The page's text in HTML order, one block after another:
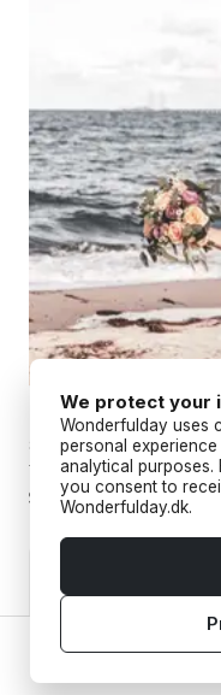
TORC STUDIO
Skab uforglemmelige
fanger din unikke
We protect your
Wonderfulday uses
personal
analytical purposes.
you consent to
Wonderfulday.dk.